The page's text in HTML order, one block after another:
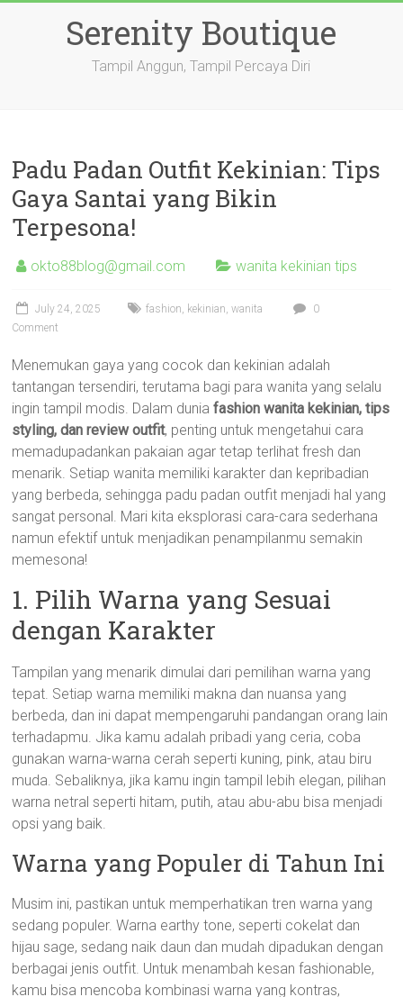
Serenity Boutique
Tampil Anggun, Tampil Percaya Diri
Padu Padan Outfit Kekinian: Tips
Gaya Santai yang Bikin
Terpesona!
okto88blog@gmail.com wanita kekinian tips
July 24, 2025 fashion, kekinian,wanita
0
Comment
Menemukan gaya yang cocok dan kekinian adalah
tantangan tersendiri, terutama bagi para wanita yang selalu
ingin tampil modis. Dalam duniafashion wanita kekinian, tips
styling, dan review outfit, penting untuk mengetahui cara
memadupadankan pakaian agar tetap terlihat fresh dan
menarik. Setiap wanita memiliki karakter dan kepribadian
yang berbeda, sehingga padu padan outfit menjadi hal yang
sangat personal. Mari kita eksplorasi cara-cara sederhana
namun efektif untuk menjadikan penampilanmu semakin
memesona!
1. Pilih Warna yang Sesuai
dengan Karakter
Tampilan yang menarik dimulai dari pemilihan warna yang
tepat. Setiap warna memiliki makna dan nuansa yang
berbeda, dan ini dapat mempengaruhi pandangan orang lain
terhadapmu. Jika kamu adalah pribadi yang ceria, coba
gunakan warna-warna cerah seperti kuning, pink, atau biru
muda. Sebaliknya, jika kamu ingin tampil lebih elegan, pilihan
warna netral seperti hitam, putih, atau abu-abu bisa menjadi
opsi yang baik.
Warna yang Populer di Tahun Ini
Musim ini, pastikan untuk memperhatikan tren warna yang
sedang populer. Warna earthy tone, seperti cokelat dan
hijau sage, sedang naik daun dan mudah dipadukan dengan
berbagai jenis outfit. Untuk menambah kesan fashionable,
kamu bisa mencoba kombinasi warna yang kontras,